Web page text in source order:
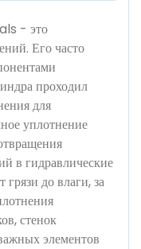
- это
Его часто
проходил
для
уплотнение
в гидравлические
до влаги, за
стенок
элементов